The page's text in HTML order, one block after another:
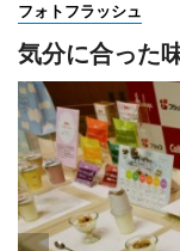
フォトフラッシュ
気分に合った